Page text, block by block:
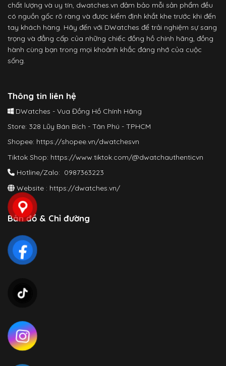
chất lượng và uy tín, dwatches.vn đảm bảo mỗi sản phẩm đều
có nguồn gốc rõ ràng và được kiểm định khắt khe trước khi đến
tay khách hàng. Hãy đến với DWatches để trải nghiệm sự sang
trọng và đẳng cấp của những chiếc đồng hồ chính hãng, đồng
hành cùng bạn trong mọi khoảnh khắc đáng nhớ của cuộc
sống.
Thông tin liên hệ
DWatches - Vua Đồng Hồ Chính Hãng
Store: 328 Lũy Bán Bích - Tân Phú - TPHCM
Shopee: https://shopee.vn/dwatchesvn
Tiktok Shop: https://www.tiktok.com/@dwatchauthenticvn
Hotline/Zalo: 0987363223
Website : https://dwatches.vn/
Bản đồ & Chỉ đường